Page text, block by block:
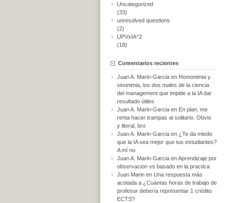
Uncategorized
(33)
unresolved questions
(2)
UPVxIA^2
(18)
Comentarios recientes
Juan A. Marin-Garcia en Homonimia y
sinonimia, los dos males de la ciencia
del management que impide a la IA dar
resultado útiles
Juan A. Marin-Garcia en En plan, me
renta hacer trampas al solitario. Obvio
y literal, bro
Juan A. Marin-Garcia en ¿Te da miedo
que la IA sea mejor que tus estudiantes?
A mí no
Juan A. Marin-Garcia enAprendizaje por
observacion vs basado en la practica
Juan Marin en Una respuesta más
acotada a ¿Cuántas horas de trabajo de
profesor debería representar 1 crédito
ECTS?